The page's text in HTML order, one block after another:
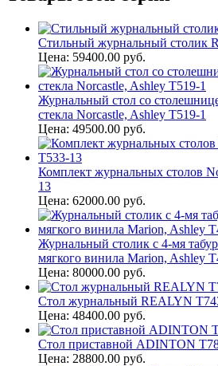
Стильный журнальный столик
Цена: 59400.00 руб.
Журнальный стол со
стекла Norcastle, Ashley T519-1
Цена: 49500.00 руб.
Комплект журнальных столов
13
Цена: 62000.00 руб.
Журнальный столик с 4-мя
мягкого винила Marion, Ashley
Цена: 80000.00 руб.
Стол журнальный REALYN
Цена: 48400.00 руб.
Стол приставной ADINTON
Цена: 28800.00 руб.